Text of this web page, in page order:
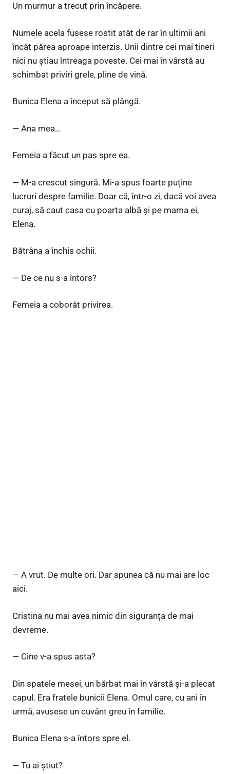
Un murmur a trecut prin încăpere.
Numele acela fusese rostit atât de rar în ultimii ani
încât părea aproape interzis. Unii dintre cei mai tineri
nici nu știau întreaga poveste. Cei mai în vârstă au
schimbat priviri grele, pline de vină.
Bunica Elena a început să plângă.
— Ana mea…
Femeia a făcut un pas spre ea.
— M-a crescut singură. Mi-a spus foarte puține
lucruri despre familie. Doar că, într-o zi, dacă voi avea
curaj, să caut casa cu poarta albă și pe mama ei,
Elena.
Bătrâna a închis ochii.
— De ce nu s-a întors?
Femeia a coborât privirea.
— A vrut. De multe ori. Dar spunea că nu mai are loc
aici.
Cristina nu mai avea nimic din siguranța de mai
devreme.
— Cine v-a spus asta?
Din spatele mesei, un bărbat mai în vârstă și-a plecat
capul. Era fratele bunicii Elena. Omul care, cu ani în
urmă, avusese un cuvânt greu în familie.
Bunica Elena s-a întors spre el.
— Tu ai știut?